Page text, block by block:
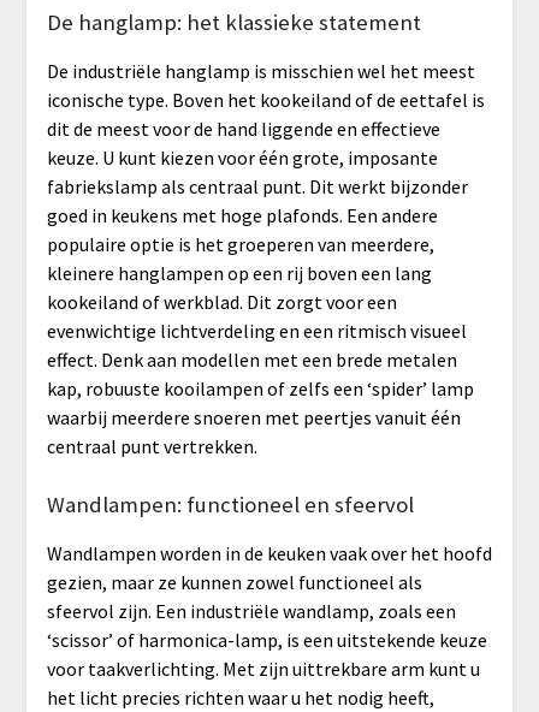
De hanglamp: het klassieke statement
De industriële hanglamp is misschien wel het meest
iconische type. Boven het kookeiland of de eettafel is
dit de meest voor de hand liggende en effectieve
keuze. U kunt kiezen voor één grote, imposante
fabriekslamp als centraal punt. Dit werkt bijzonder
goed in keukens met hoge plafonds. Een andere
populaire optie is het groeperen van meerdere,
kleinere hanglampen op een rij boven een lang
kookeiland of werkblad. Dit zorgt voor een
evenwichtige lichtverdeling en een ritmisch visueel
effect. Denk aan modellen met een brede metalen
kap, robuuste kooilampen of zelfs een ‘spider’ lamp
waarbij meerdere snoeren met peertjes vanuit één
centraal punt vertrekken.
Wandlampen: functioneel en sfeervol
Wandlampen worden in de keuken vaak over het hoofd
gezien, maar ze kunnen zowel functioneel als
sfeervol zijn. Een industriële wandlamp, zoals een
‘scissor’ of harmonica-lamp, is een uitstekende keuze
voor taakverlichting. Met zijn uittrekbare arm kunt u
het licht precies richten waar u het nodig heeft,